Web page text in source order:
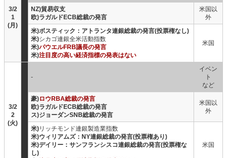
3/2
1
(月)
NZ)貿易収支
欧)ラガルドECB総裁の発言
米国以
外
米)ボスティック：アトランタ連銀総裁の発言(投票権なし)
米)シカゴ連銀全米活動指数
米)パウエルFRB議長の発言
米)注目度の高い経済指標の発表はない
米国
3/2
2
(火)
-
イベン
ト
など
豪)ロウRBA総裁の発言
欧)ラガルドECB総裁の発言
ス)ジョーダンSNB総裁の発言
米国以
外
米)リッチモンド連銀製造業指数
米)ウィリアムズ：NY連銀総裁の発言(投票権あり)
米)デイリー：サンフランシスコ連銀総裁の発言(投票権な
し)
米国